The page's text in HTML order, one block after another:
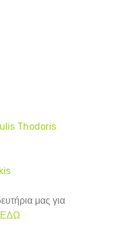
Thodoris
μας για
ΕΔΩ